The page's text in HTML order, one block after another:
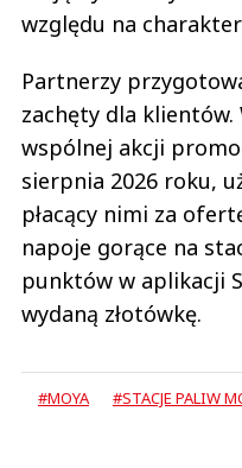
względu na
Partnerzy
zachęty dla
wspólnej akcji
sierpnia 2026 roku,
płacący nimi za
napoje gorące na
punktów w aplikacji
wydaną złotówkę.
#MOYA #STACJE PALIW